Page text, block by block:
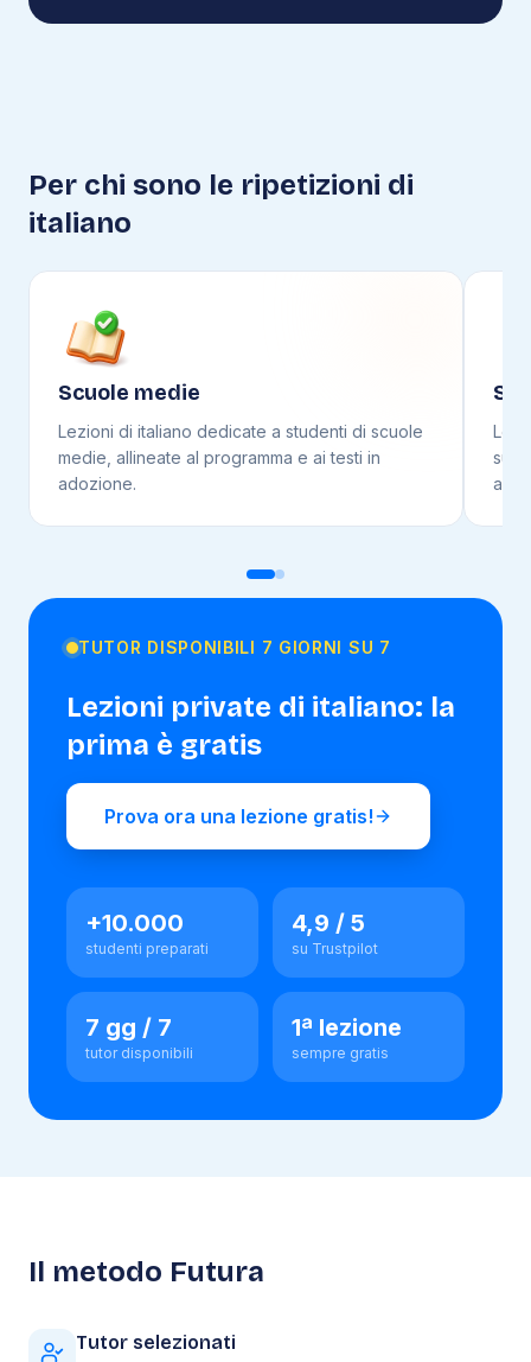
Per chi sono le ripetizioni di
italiano
Scuole medie
Lezioni di italiano dedicate a studenti di scuole
medie , allineate al programma e ai testi in
adozione.
TUTOR DISPONIBILI 7 GIORNI SU 7
Lezioni private di italiano: la
prima è gratis
Prova ora una lezione gratis!
+10.000
studenti preparati
4,9 / 5
su Trustpilot
7 gg / 7
tutor disponibili
1ª lezione
sempre gratis
Il metodo Futura
Tutor selezionati